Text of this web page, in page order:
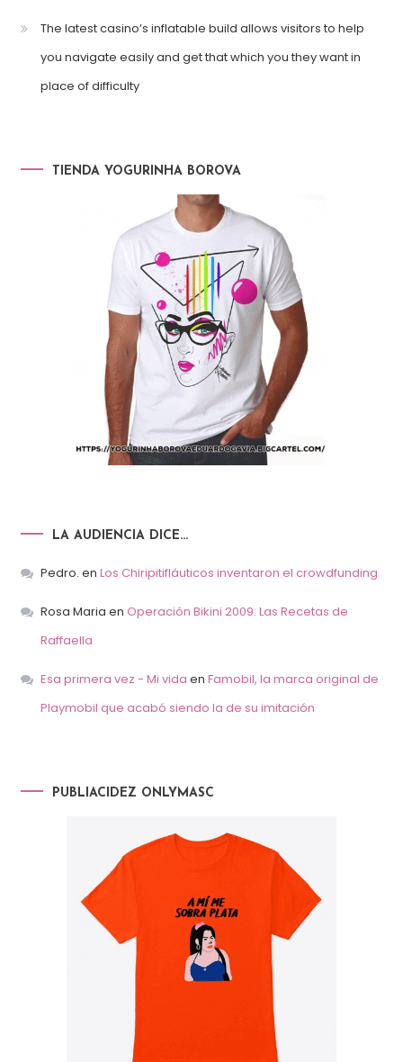
The latest casino’s inflatable build allows visitors to help
you navigate easily and get that which you they want in
place of difficulty
TIENDA YOGURINHA BOROVA
LA AUDIENCIA DICE…
Pedro. en Los Chiripitifláuticos inventaron el crowdfunding
Rosa Maria en Operación Bikini 2009: Las Recetas de
Raffaella
Esa primera vez - Mi vida en Famobil, la marca original de
Playmobil que acabó siendo la de su imitación
PUBLIACIDEZ ONLYMASC